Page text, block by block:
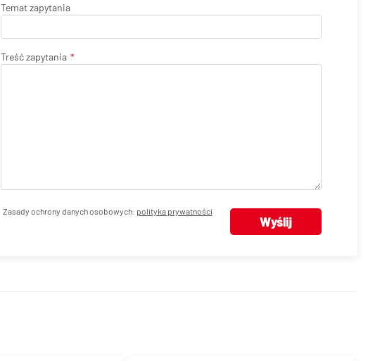
Temat zapytania
Treść zapytania
Zasady ochrony danych osobowych: polityka prywatności